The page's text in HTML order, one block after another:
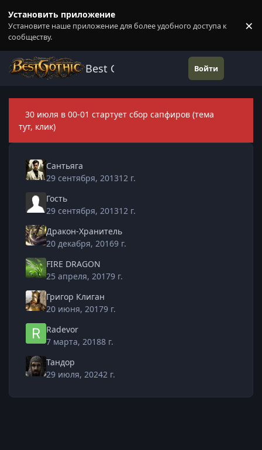
Установить приложение
Установите наше приложение для более удобного доступа к
сообществу.
×
Best Gothic Forums Войти
30 июля в 00-01 стартует сбор сапфиров (тема
тут, клик)
Сантьяга
29 сентября, 201312 г.
Гость
29 сентября, 201312 г.
Дракон-Хранитель
20 декабря, 20169 г.
FIRE DRAGON
25 апреля, 20179 г.
Григор Клиган
20 июня, 20179 г.
Radevor
7 марта, 20188 г.
Тандор
29 июля, 20242 г.